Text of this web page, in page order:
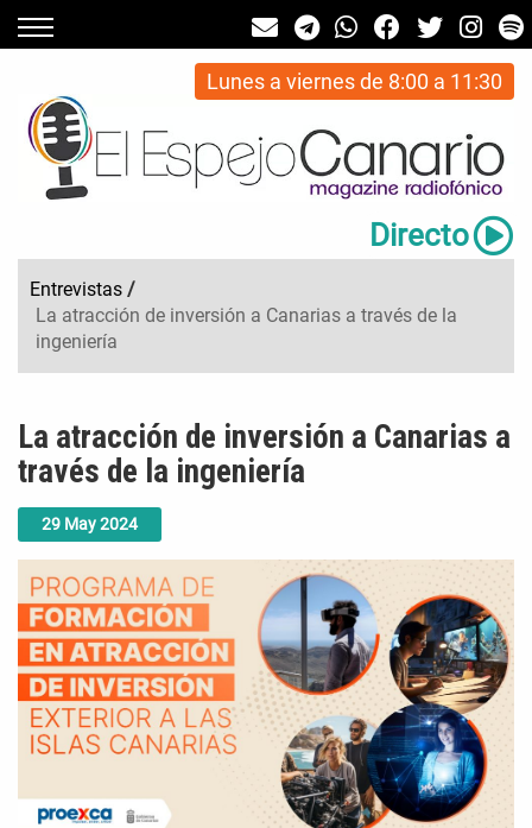
Lunes a viernes de 8:00 a 11:30
Directo
Entrevistas /
La atracción de inversión a Canarias a través de la
ingeniería
29 May2024
La atracción de inversión a Canarias a
través de la ingeniería